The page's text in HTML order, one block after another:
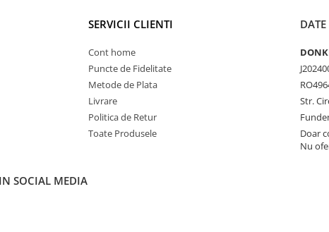
SERVICII CLIENTI
Cont home
Puncte de Fidelitate
Metode de Plata
Livrare
Politica de Retur
Toate Produsele
Str.
Doar
Nu
SOCIAL MEDIA